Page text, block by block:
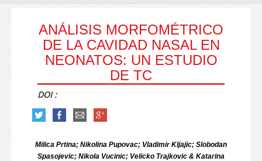
ANÁLISIS MORFOMÉTRICO
DE LA CAVIDAD NASAL EN
NEONATOS: UN ESTUDIO
DE TC
DOI :
Milica Prtina; Nikolina Pupovac; Vladimir Kljajic; Slobodan
Spasojevic; Nikola Vucinic; Velicko Trajkovic & Katarina